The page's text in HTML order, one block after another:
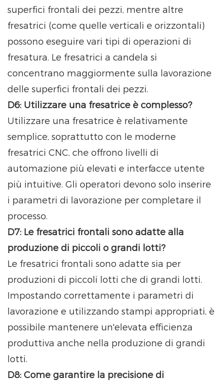
superfici frontali dei pezzi, mentre altre
fresatrici (come quelle verticali e orizzontali)
possono eseguire vari tipi di operazioni di
fresatura. Le fresatrici a candela si
concentrano maggiormente sulla lavorazione
delle superfici frontali dei pezzi.
D6: Utilizzare una fresatrice è complesso?
Utilizzare una fresatrice è relativamente
semplice, soprattutto con le moderne
fresatrici CNC, che offrono livelli di
automazione più elevati e interfacce utente
più intuitive. Gli operatori devono solo inserire
i parametri di lavorazione per completare il
processo.
D7: Le fresatrici frontali sono adatte alla
produzione di piccoli o grandi lotti?
Le fresatrici frontali sono adatte sia per
produzioni di piccoli lotti che di grandi lotti.
Impostando correttamente i parametri di
lavorazione e utilizzando stampi appropriati, è
possibile mantenere un'elevata efficienza
produttiva anche nella produzione di grandi
lotti.
D8: Come garantire la precisione di